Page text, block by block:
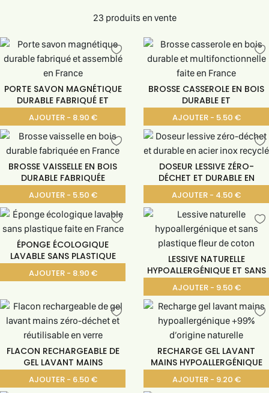
23 produits en vente
PORTE SAVON MAGNÉTIQUE
DURABLE FABRIQUÉ ET
AJOUTER - 8.90 €
BROSSE CASSEROLE EN BOIS
DURABLE ET
AJOUTER - 5.50 €
BROSSE VAISSELLE EN BOIS
DURABLE FABRIQUÉE
AJOUTER - 5.50 €
DOSEUR LESSIVE ZÉRO-
DÉCHET ET DURABLE EN
AJOUTER - 4.50 €
ÉPONGE ÉCOLOGIQUE
LAVABLE SANS PLASTIQUE
AJOUTER - 8.90 €
LESSIVE NATURELLE
HYPOALLERGÉNIQUE ET SANS
AJOUTER - 9.50 €
FLACON RECHARGEABLE DE
GEL LAVANT MAINS
AJOUTER - 6.50 €
RECHARGE GEL LAVANT
MAINS HYPOALLERGÉNIQUE
AJOUTER - 9.20 €